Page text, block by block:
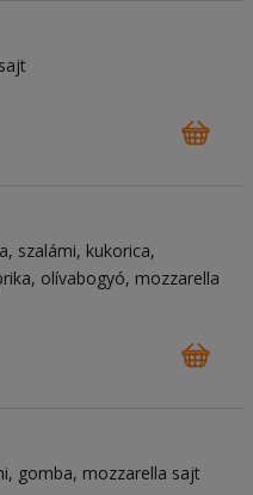
szalámi kukorica
olívabogyó mozzarella
gomba mozzarella sajt